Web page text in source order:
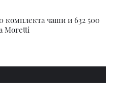
комплекта чаши и 632 500
Moretti